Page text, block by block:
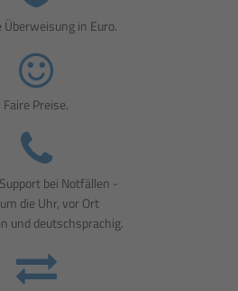
Überweisung in Euro.
Faire Preise.
bei Notfällen -
die Uhr, vor Ort
und deutschsprachig.